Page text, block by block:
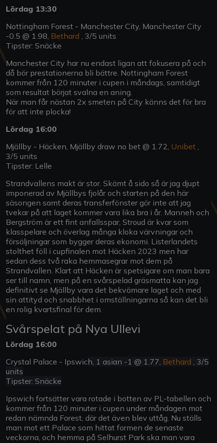
Lördag 13:30
Nottingham Forest - Manchester City, Manchester City
-0.5 @ 1.98, Bethard , 3/5 units
Tipster: Snäcke
Manchester City har nu endast ligan att fokusera på och
då bör prestationerna bli bättre. Nottingham Forest
kommer från 120 minuter i cupen i måndags, samtidigt
som resultat börjat svalna en aning.
När man får nästan 2x smeten på City känns det för bra
för att inte plocka!
Lördag 16:00
Mjällby - Häcken, Mjällby draw no bet @ 1.72, Unibet
3/5 units
Tipster: Lelle
Strandvallens makt är stor. Skämt å sido så är jag djupt
imponerad av Mjällbys fjolår och starten på den här
säsongen samt deras transferfönster gör inte att jag
tvekar på att laget kommer vara lika bra i år. Manneh och
Bergström är ett fint anfallsspar, Stroud är kvar som
klasspelare och överlag många kloka värvningar och
försäljningar som bygger deras ekonomi. Listerlandets
stolthet föll i cupfinalen mot Häcken 2023 men har
sedan dess två raka hemmasegrar mot dem på
Strandvallen. Klart att Häcken är spetsigare om man bara
ser till namn, men på en svårspelad gräsmatta kan jag
definitivt se Mjällby vara det bekvämare laget och med
sin attityd och snabbhet i omställningarna så kan det bli
en rolig kvartsfinal för dem.
Svårspelat på Nya Ullevi
Lördag 16:00
Crystal Palace - Ipswich, 1 asian -1 @ 1.77, Bethard , 3/5
units
Tipster: Snäcke
Ipswich fortsätter vara rotade i botten av PL-tabellen och
kommer från 120 minuter i cupen under måndagen mot
redan nämnda Forest, där det även blev uttåg. Nu ställs
man mot ett Palace som hittat formen de senaste
veckorna, och hemma på Selhurst Park ska man vara